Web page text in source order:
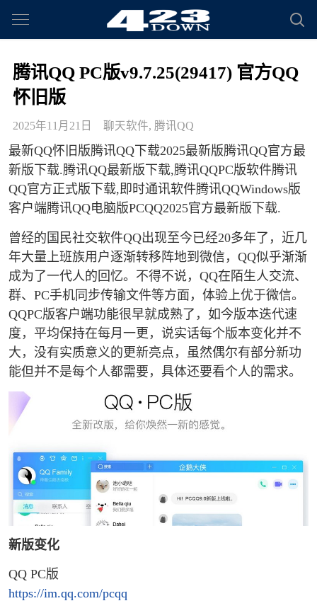
腾讯QQ PC版v9.7.25(29417) 官方QQ
怀旧版
2025年11月21日 聊天软件, 腾讯QQ
最新QQ怀旧版腾讯QQ下载2025最新版腾讯QQ官方最
新版下载.腾讯QQ最新版下载,腾讯QQPC版软件腾讯
QQ官方正式版下载,即时通讯软件腾讯QQWindows版
客户端腾讯QQ电脑版PCQQ2025官方最新版下载.
曾经的国民社交软件QQ出现至今已经20多年了，近几
年大量上班族用户逐渐转移阵地到微信，QQ似乎渐渐
成为了一代人的回忆。不得不说，QQ在陌生人交流、
群、PC手机同步传输文件等方面，体验上优于微信。
QQPC版客户端功能很早就成熟了，如今版本迭代速
度，平均保持在每月一更，说实话每个版本变化并不
大，没有实质意义的更新亮点，虽然偶尔有部分新功
能但并不是每个人都需要，具体还要看个人的需求。
新版变化
QQ PC版
https://im.qq.com/pcqq